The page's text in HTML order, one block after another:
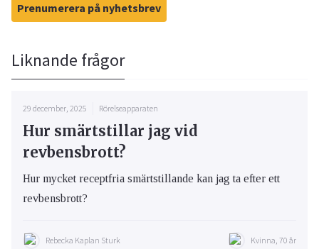
Prenumerera på nyhetsbrev
Liknande frågor
29 december, 2025 Rörelseapparaten
Hur smärtstillar jag vid
revbensbrott?
Hur mycket receptfria smärtstillande kan jag ta efter ett
revbensbrott?
Rebecka Kaplan Sturk Kvinna, 70 år